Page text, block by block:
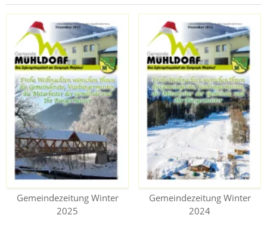
Gemeindezeitung Winter
2025
Gemeindezeitung Winter
2024